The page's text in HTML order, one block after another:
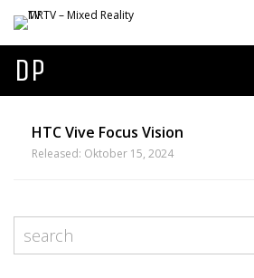
DP
HTC Vive Focus Vision
Released: Oktober 15, 2024